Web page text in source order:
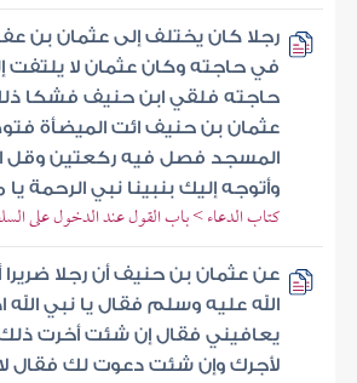
رجلا كان يختلف إلى عثمان بن
في حاجته وكان عثمان لا يلتفت
حاجته فلقي ابن حنيف فشكا
عثمان بن حنيف ائت الميضأة
المسجد فصل فيه ركعتين وقل
وأتوجه إليك بنبينا نبي الرحمة
كتاب الدعاء > باب القول عند الدخول على
عن عثمان بن حنيف أن رجلا
الله عليه وسلم فقال يا نبي الله
يعافيني فقال إن شئت أخرت
لأجرك وإن شئت دعوت لك فقال لا